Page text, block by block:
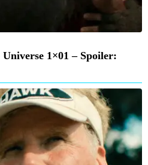
1×01 – Spoiler: